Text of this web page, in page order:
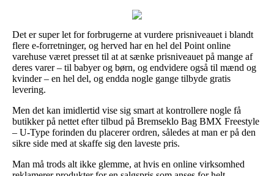
Det er super let for forbrugerne at vurdere prisniveauet i blandt
flere e-forretninger, og herved har en hel del Point online
varehuse været presset til at at sænke prisniveauet på mange af
deres varer – til babyer og børn, og endvidere også til mænd og
kvinder – en hel del, og endda nogle gange tilbyde gratis
levering.
Men det kan imidlertid vise sig smart at kontrollere nogle få
butikker på nettet efter tilbud på Bremseklo Bag BMX Freestyle
– U-Type forinden du placerer ordren, således at man er på den
sikre side med at skaffe sig den laveste pris.
Man må trods alt ikke glemme, at hvis en online virksomhed